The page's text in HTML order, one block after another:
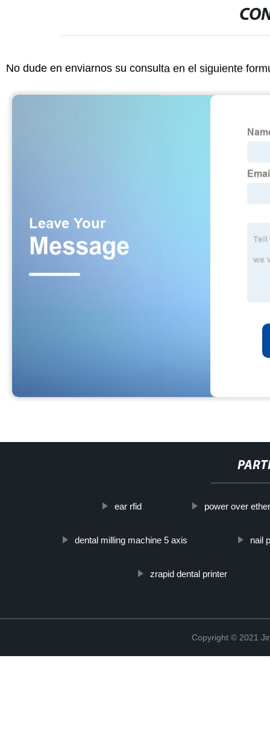
No dude en enviarnos su consulta en el siguiente
ear rfid power over
dental milling machine 5 axis nail
zrapid dental printer
Copyright © 2021